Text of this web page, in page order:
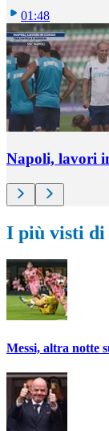
01:48
Napoli, lavori
I più visti di
Messi, altra notte